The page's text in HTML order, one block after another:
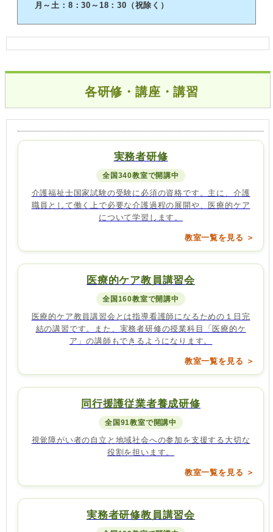
月～土：8：30～18：30（祝除く）
各研修・講座・講習
実務者研修
全国340教室で開講中
介護福祉士国家試験の受験に必須の資格です。主に、介護
職員として働く上で必要な介護過程の展開や、医療的ケア
について学習します。
教室一覧を見る ＞
医療的ケア教員講習会
全国160教室で開講中
医療的ケア教員講習会とは指導看護師になるための１日完
結の講習です。また、実務者研修の授業科目「医療的ケ
ア」の講師もできるようになります。
教室一覧を見る ＞
同行援護従業者養成研修
全国91教室で開講中
視覚障がい者の自立と地域社会への参加を支援する大切な
役割を担います。
教室一覧を見る ＞
実務者研修教員講習会